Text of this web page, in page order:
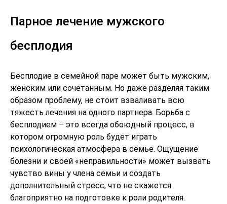
Парное лечение мужского
бесплодия
Бесплодие в семейной паре может быть мужским,
женским или сочетанным. Но даже разделяя таким
образом проблему, не стоит взваливать всю
тяжесть лечения на одного партнера. Борьба с
бесплодием – это всегда обоюдный процесс, в
котором огромную роль будет играть
психологическая атмосфера в семье. Ощущение
болезни и своей «неправильности» может вызвать
чувство вины у члена семьи и создать
дополнительный стресс, что не скажется
благоприятно на подготовке к роли родителя.